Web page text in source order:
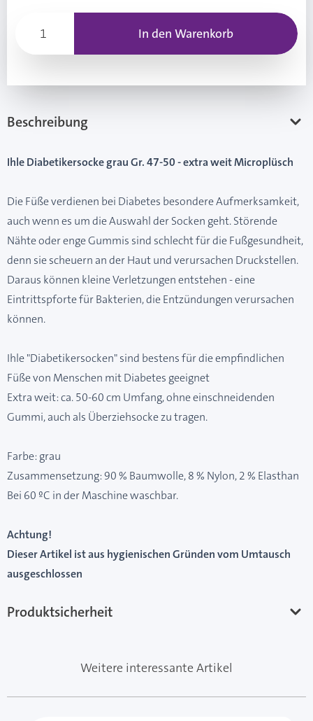
In den Warenkorb
Beschreibung
Ihle Diabetikersocke grau Gr. 47-50 - extra weit Microplüsch
Die Füße verdienen bei Diabetes besondere Aufmerksamkeit,
auch wenn es um die Auswahl der Socken geht. Störende
Nähte oder enge Gummis sind schlecht für die Fußgesundheit,
denn sie scheuern an der Haut und verursachen Druckstellen.
Daraus können kleine Verletzungen entstehen - eine
Eintrittspforte für Bakterien, die Entzündungen verursachen
können.
Ihle "Diabetikersocken" sind bestens für die empfindlichen
Füße von Menschen mit Diabetes geeignet
Extra weit: ca. 50-60 cm Umfang, ohne einschneidenden
Gummi, auch als Überziehsocke zu tragen.
Farbe: grau
Zusammensetzung: 90 % Baumwolle, 8 % Nylon, 2 % Elasthan
Bei 60 ºC in der Maschine waschbar.
Achtung!
Dieser Artikel ist aus hygienischen Gründen vom Umtausch
ausgeschlossen
Produktsicherheit
Weitere interessante Artikel